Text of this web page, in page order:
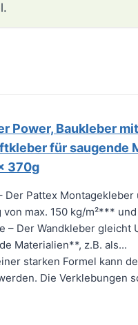
Power, Baukleber
für saugende
370g
Der Pattex
max. 150 kg/m²***
– Der Wandkleber gleicht
Materialien**, z.B. als...
starken Formel kann
Die Verklebungen